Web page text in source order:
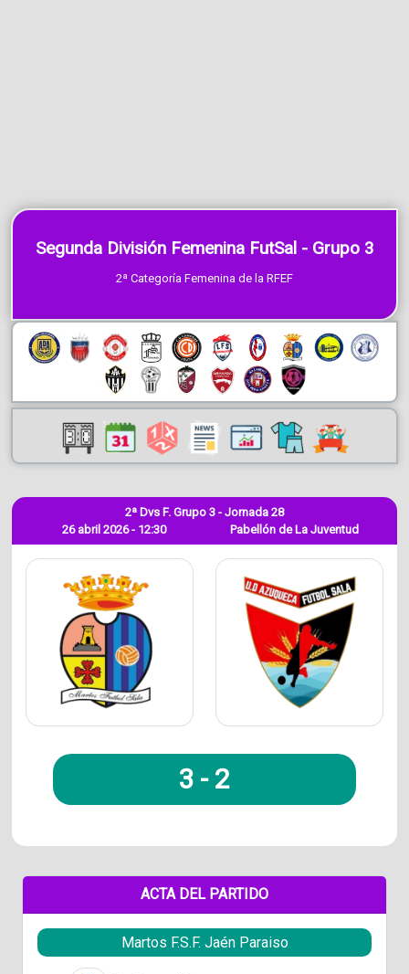
Segunda División Femenina FutSal - Grupo 3
2ª Categoría Femenina de la RFEF
26 abril 2026 - 12:30
2ª Dvs F. Grupo 3 - Jornada 28
Pabellón de La Juventud
3 - 2
ACTA DEL PARTIDO
Martos F.S.F. Jaén Paraiso